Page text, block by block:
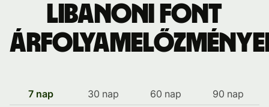
libanoni font
7 nap 30 nap 60 nap 90 nap